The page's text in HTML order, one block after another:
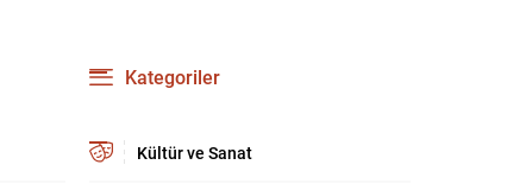
kamuoyunda tepkilere yol açtı. Seçim sürecinde
yaşanan gelişmeler, parti grupları arasındaki
Kategoriler
Kültür ve Sanat